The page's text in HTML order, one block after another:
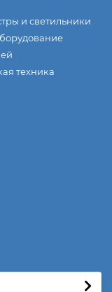
и светильники
техника